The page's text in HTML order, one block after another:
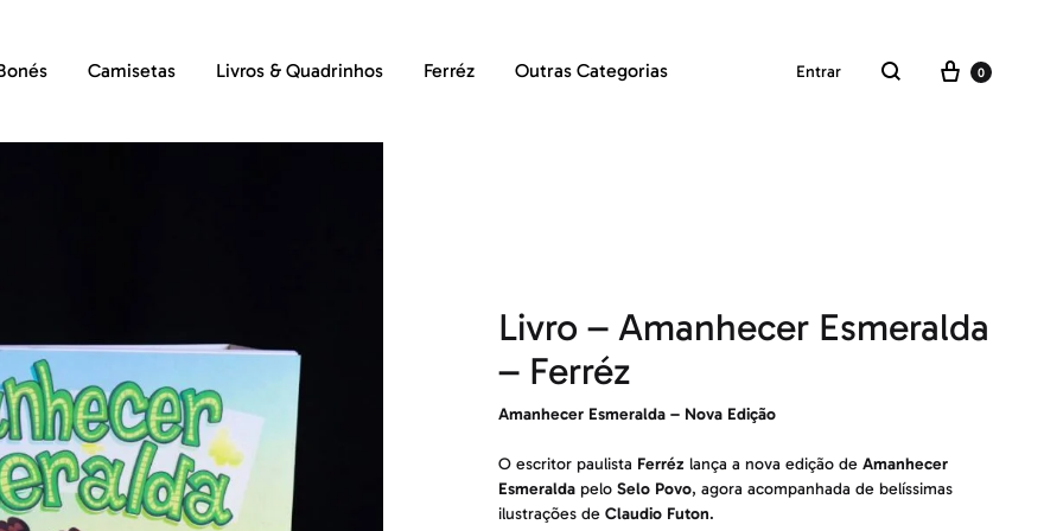
Camisetas Livros & Quadrinhos Ferréz Outras Categorias Entrar
Pesquisar
Carrinho
0
Livro – Amanhecer Esmeralda
– Ferréz
Amanhecer Esmeralda – Nova Edição
O escritor paulista Ferréz lança a nova edição de Amanhecer
Esmeraldapelo Selo Povo, agora acompanhada de belíssimas
ilustrações de Claudio Futon.